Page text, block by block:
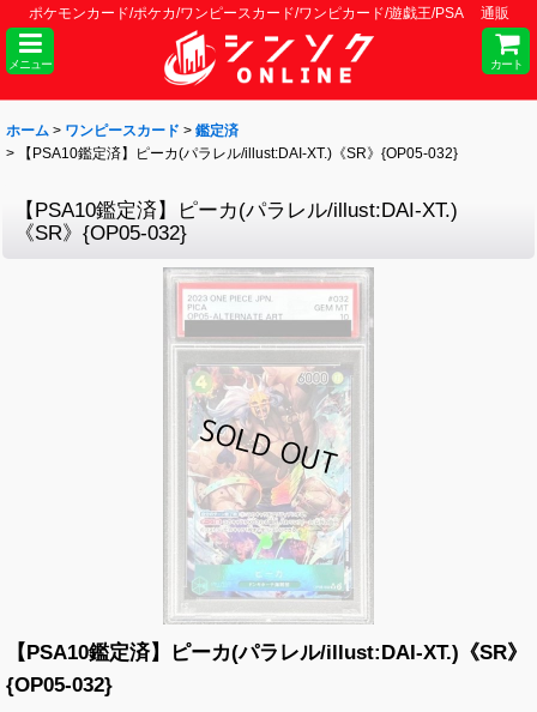
ポケモンカード/ポケカ/ワンピースカード/ワンピカード/遊戯王/PSA 通販
メニュー カート
ホーム > ワンピースカード > 鑑定済
>
【PSA10鑑定済】ピーカ(パラレル/illust:DAI-XT.)《SR》{OP05-032}
【PSA10鑑定済】ピーカ(パラレル/illust:DAI-XT.)
《SR》{OP05-032}
【PSA10鑑定済】ピーカ(パラレル/illust:DAI-XT.)《SR》
{OP05-032}